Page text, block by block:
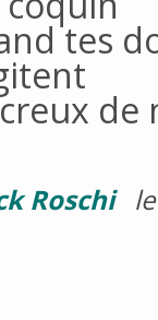
tes
de
Roschi